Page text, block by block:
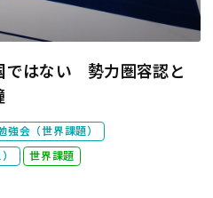
ではない 勢力圏容認と
強会（世界課題）
世界課題